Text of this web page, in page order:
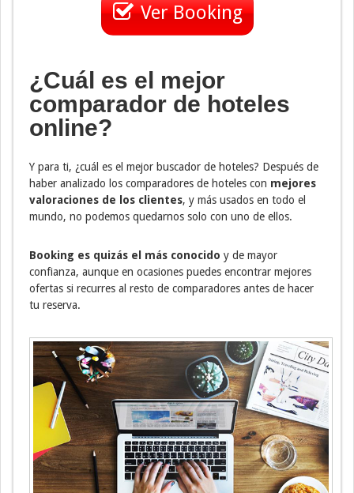
Ver Booking
¿Cuál es el mejor
comparador de hoteles
online?
Y para ti, ¿cuál es el mejor buscador de hoteles? Después de
haber analizado los comparadores de hoteles con mejores
valoraciones de los clientes, y más usados en todo el
mundo, no podemos quedarnos solo con uno de ellos.
Booking es quizás el más conocido y de mayor
confianza, aunque en ocasiones puedes encontrar mejores
ofertas si recurres al resto de comparadores antes de hacer
tu reserva.